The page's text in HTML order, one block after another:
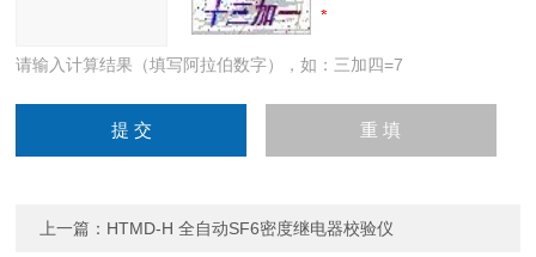
请输入计算结果（填写阿拉伯数字），如：三加四=7
上一篇： HTMD-H 全自动SF6密度继电器校验仪